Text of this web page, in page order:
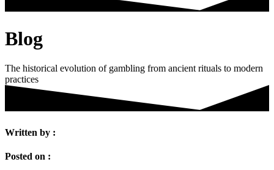
Blog
The historical evolution of gambling from ancient rituals to modern
practices
Written by :
Posted on :